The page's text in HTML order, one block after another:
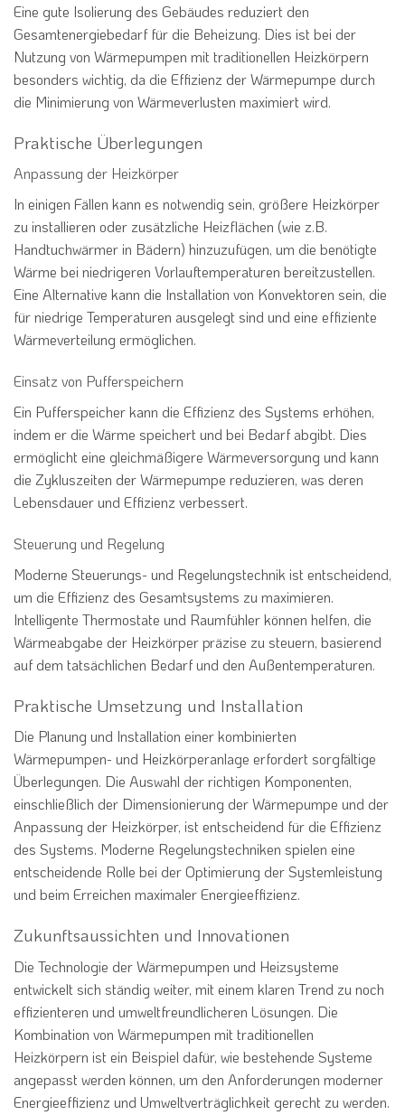
Eine gute Isolierung des Gebäudes reduziert den
Gesamtenergiebedarf für die Beheizung. Dies ist bei der
Nutzung von Wärmepumpen mit traditionellen Heizkörpern
besonders wichtig, da die Effizienz der Wärmepumpe durch
die Minimierung von Wärmeverlusten maximiert wird.
Praktische Überlegungen
Anpassung der Heizkörper
In einigen Fällen kann es notwendig sein, größere Heizkörper
zu installieren oder zusätzliche Heizflächen (wie z.B.
Handtuchwärmer in Bädern) hinzuzufügen, um die benötigte
Wärme bei niedrigeren Vorlauftemperaturen bereitzustellen.
Eine Alternative kann die Installation von Konvektoren sein, die
für niedrige Temperaturen ausgelegt sind und eine effiziente
Wärmeverteilung ermöglichen.
Einsatz von Pufferspeichern
Ein Pufferspeicher kann die Effizienz des Systems erhöhen,
indem er die Wärme speichert und bei Bedarf abgibt. Dies
ermöglicht eine gleichmäßigere Wärmeversorgung und kann
die Zykluszeiten der Wärmepumpe reduzieren, was deren
Lebensdauer und Effizienz verbessert.
Steuerung und Regelung
Moderne Steuerungs- und Regelungstechnik ist entscheidend,
um die Effizienz des Gesamtsystems zu maximieren.
Intelligente Thermostate und Raumfühler können helfen, die
Wärmeabgabe der Heizkörper präzise zu steuern, basierend
auf dem tatsächlichen Bedarf und den Außentemperaturen.
Praktische Umsetzung und Installation
Die Planung und Installation einer kombinierten
Wärmepumpen- und Heizkörperanlage erfordert sorgfältige
Überlegungen. Die Auswahl der richtigen Komponenten,
einschließlich der Dimensionierung der Wärmepumpe und der
Anpassung der Heizkörper, ist entscheidend für die Effizienz
des Systems. Moderne Regelungstechniken spielen eine
entscheidende Rolle bei der Optimierung der Systemleistung
und beim Erreichen maximaler Energieeffizienz.
Zukunftsaussichten und Innovationen
Die Technologie der Wärmepumpen und Heizsysteme
entwickelt sich ständig weiter, mit einem klaren Trend zu noch
effizienteren und umweltfreundlicheren Lösungen. Die
Kombination von Wärmepumpen mit traditionellen
Heizkörpern ist ein Beispiel dafür, wie bestehende Systeme
angepasst werden können, um den Anforderungen moderner
Energieeffizienz und Umweltverträglichkeit gerecht zu werden.